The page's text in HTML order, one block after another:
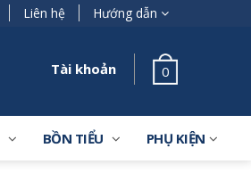
Liên hệ Hướng dẫn
Tài khoản 0
BỒN TIỂU PHỤ KIỆN